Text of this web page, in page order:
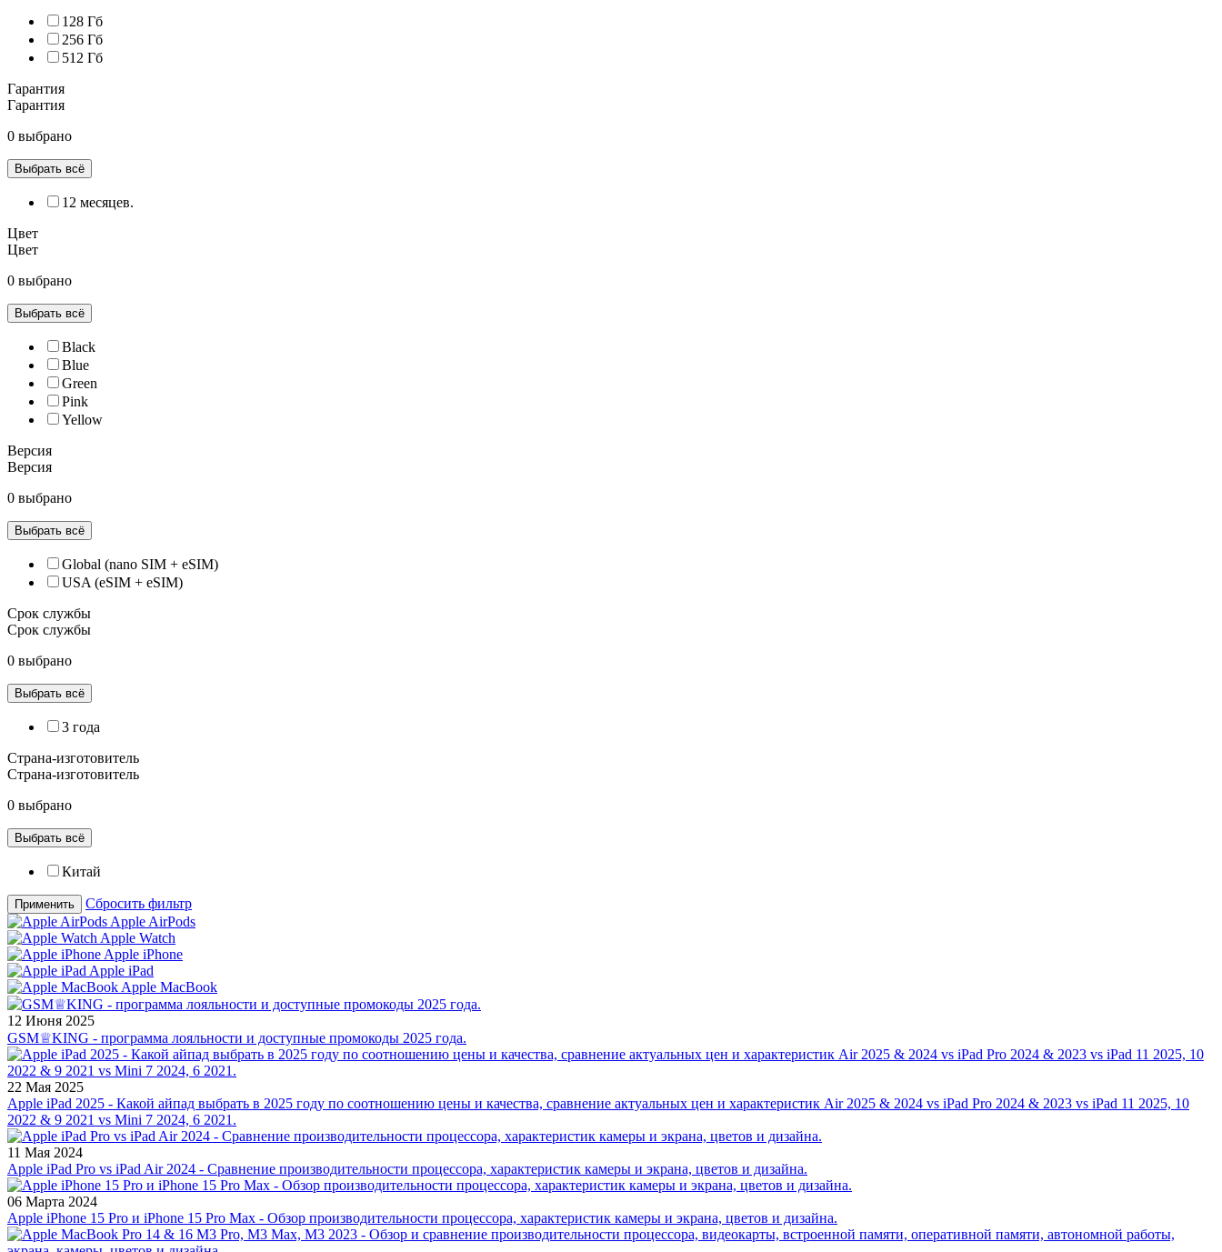
128 Гб
256 Гб
512 Гб
Гарантия
Гарантия
0 выбрано
Выбрать всё
12 месяцев.
Цвет
Цвет
0 выбрано
Выбрать всё
Black
Blue
Green
Pink
Yellow
Версия
Версия
0 выбрано
Выбрать всё
Global (nano SIM + eSIM)
USA (eSIM + eSIM)
Срок службы
Срок службы
0 выбрано
Выбрать всё
3 года
Страна-изготовитель
Страна-изготовитель
0 выбрано
Выбрать всё
Китай
Применить
Сбросить фильтр
Apple AirPods
Apple Watch
Apple iPhone
Apple iPad
Apple MacBook
12 Июня 2025
GSM♕KING - программа лояльности и доступные промокоды 2025 года.
22 Мая 2025
Apple iPad 2025 - Какой айпад выбрать в 2025 году по соотношению цены и качества, сравнение актуальных цен и характеристик Air 2025 & 2024 vs iPad Pro 2024 & 2023 vs iPad 11 2025, 10
2022 & 9 2021 vs Mini 7 2024, 6 2021.
11 Мая 2024
Apple iPad Pro vs iPad Air 2024 - Сравнение производительности процессора, характеристик камеры и экрана, цветов и дизайна.
06 Марта 2024
Apple iPhone 15 Pro и iPhone 15 Pro Max - Обзор производительности процессора, характеристик камеры и экрана, цветов и дизайна.